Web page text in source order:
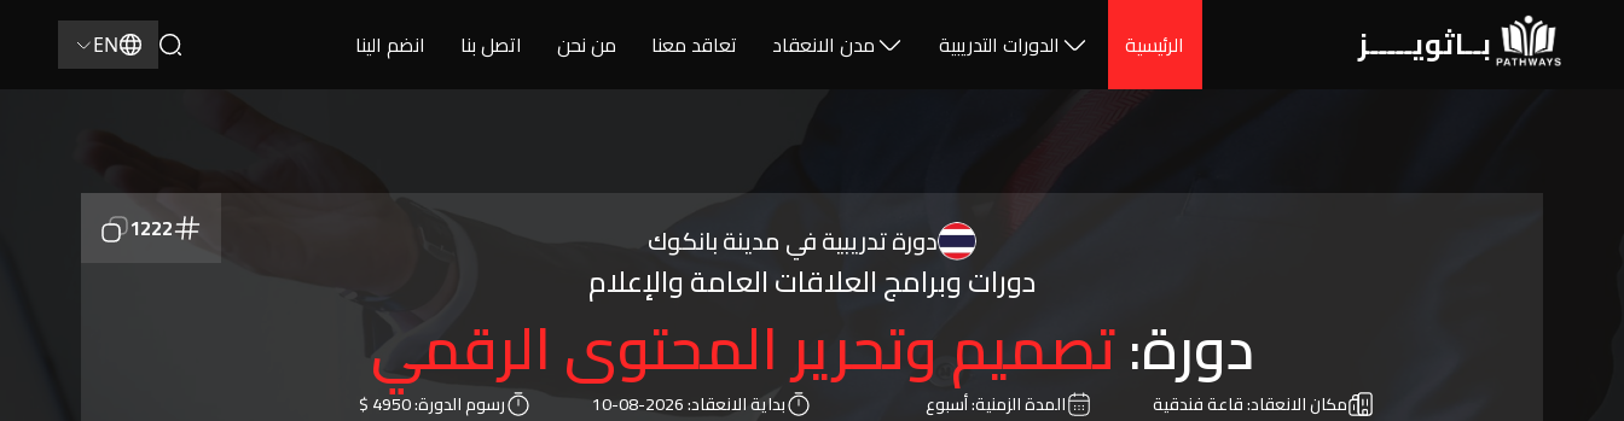
بــاثويـــــز الرئيسية الدورات التدريبية مدن الانعقاد تعاقد معنا من نحن اتصل بنا انضم الينا EN
1222 دورة تدريبية في مدينة بانكوك
دورات وبرامج العلاقات العامة والإعلام
دورة:تصميم وتحرير المحتوى الرقمي
مكان الانعقاد:قاعة فندقية المدة الزمنية:أسبوع بداية الانعقاد:2026-08-10 رسوم الدورة:4950 $